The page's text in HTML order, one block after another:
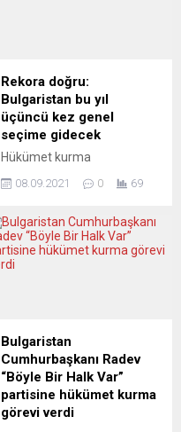
Rekora doğru:
Bulgaristan bu yıl
üçüncü kez genel
seçime gidecek
Hükümet kurma
kaldığı Bulgaristan’da bir yıl
seçime gidilecek. Ülkede ​​​​​​​11
Temmuz’da yapılan erken
genel seçimler sonrası
hükümet kurma çalışmaları
başarısızlıkla sonuçlandı.
240 üyeli parlamentoda
grubu bulunan BSP geçen
hafta aldığı hükümeti kurma
görevini Cumhurbaşkanı
08.09.2021 0 69
Bulgaristan
Cumhurbaşkanı Radev
“Böyle Bir Halk Var”
partisine hükümet kurma
görevi verdi